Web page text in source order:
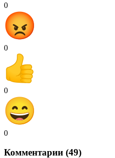
0
0
0
0
Комментарии (49)